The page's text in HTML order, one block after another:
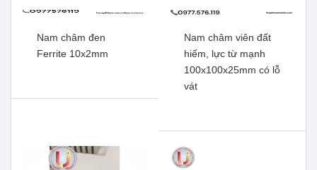
Nam châm đen
Ferrite 10x2mm
Nam châm viên đất
hiếm, lực từ mạnh
100x100x25mm có lỗ
vát